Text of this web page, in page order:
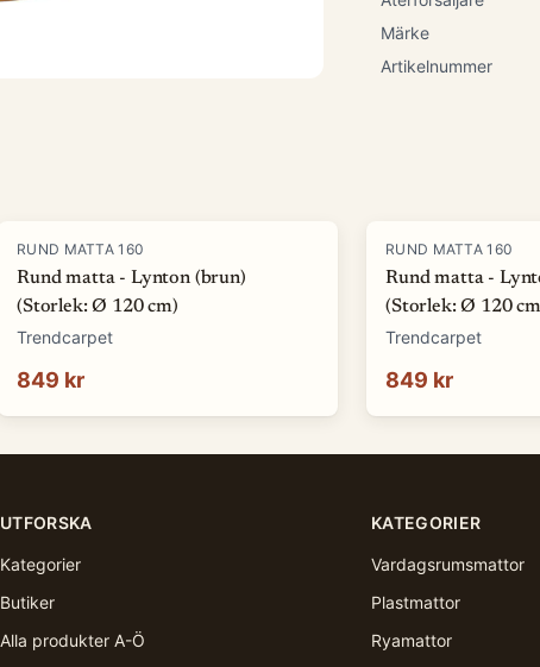
Märke
Artikelnummer
RUND MATTA 160
Rund matta - Lynton (brun)
(Storlek: Ø 120 cm)
Trendcarpet
849 kr
RUND MATTA 160
Rund matta -
(Storlek: Ø 120
Trendcarpet
849 kr
UTFORSKA
Kategorier
Butiker
Alla produkter A-Ö
KATEGORIER
Vardagsrumsmattor
Plastmattor
Ryamattor